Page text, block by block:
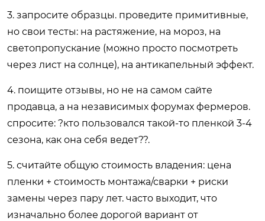
3. запросите образцы. проведите примитивные,
но свои тесты: на растяжение, на мороз, на
светопропускание (можно просто посмотреть
через лист на солнце), на антикапельный эффект.
4. поищите отзывы, но не на самом сайте
продавца, а на независимых форумах фермеров.
спросите: ?кто пользовался такой-то пленкой 3-4
сезона, как она себя ведет??.
5. считайте общую стоимость владения: цена
пленки + стоимость монтажа/сварки + риски
замены через пару лет. часто выходит, что
изначально более дорогой вариант от